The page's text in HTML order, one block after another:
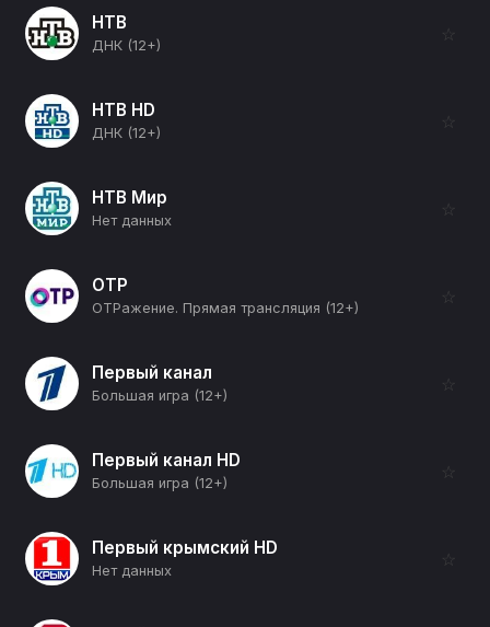
НТВ
ДНК (12+)
☆
НТВ HD
ДНК (12+)
☆
НТВ Мир
Нет данных
☆
ОТР
ОТРажение. Прямая трансляция (12+)
☆
Первый канал
Большая игра (12+)
☆
Первый канал HD
Большая игра (12+)
☆
Первый крымский HD
Нет данных
☆